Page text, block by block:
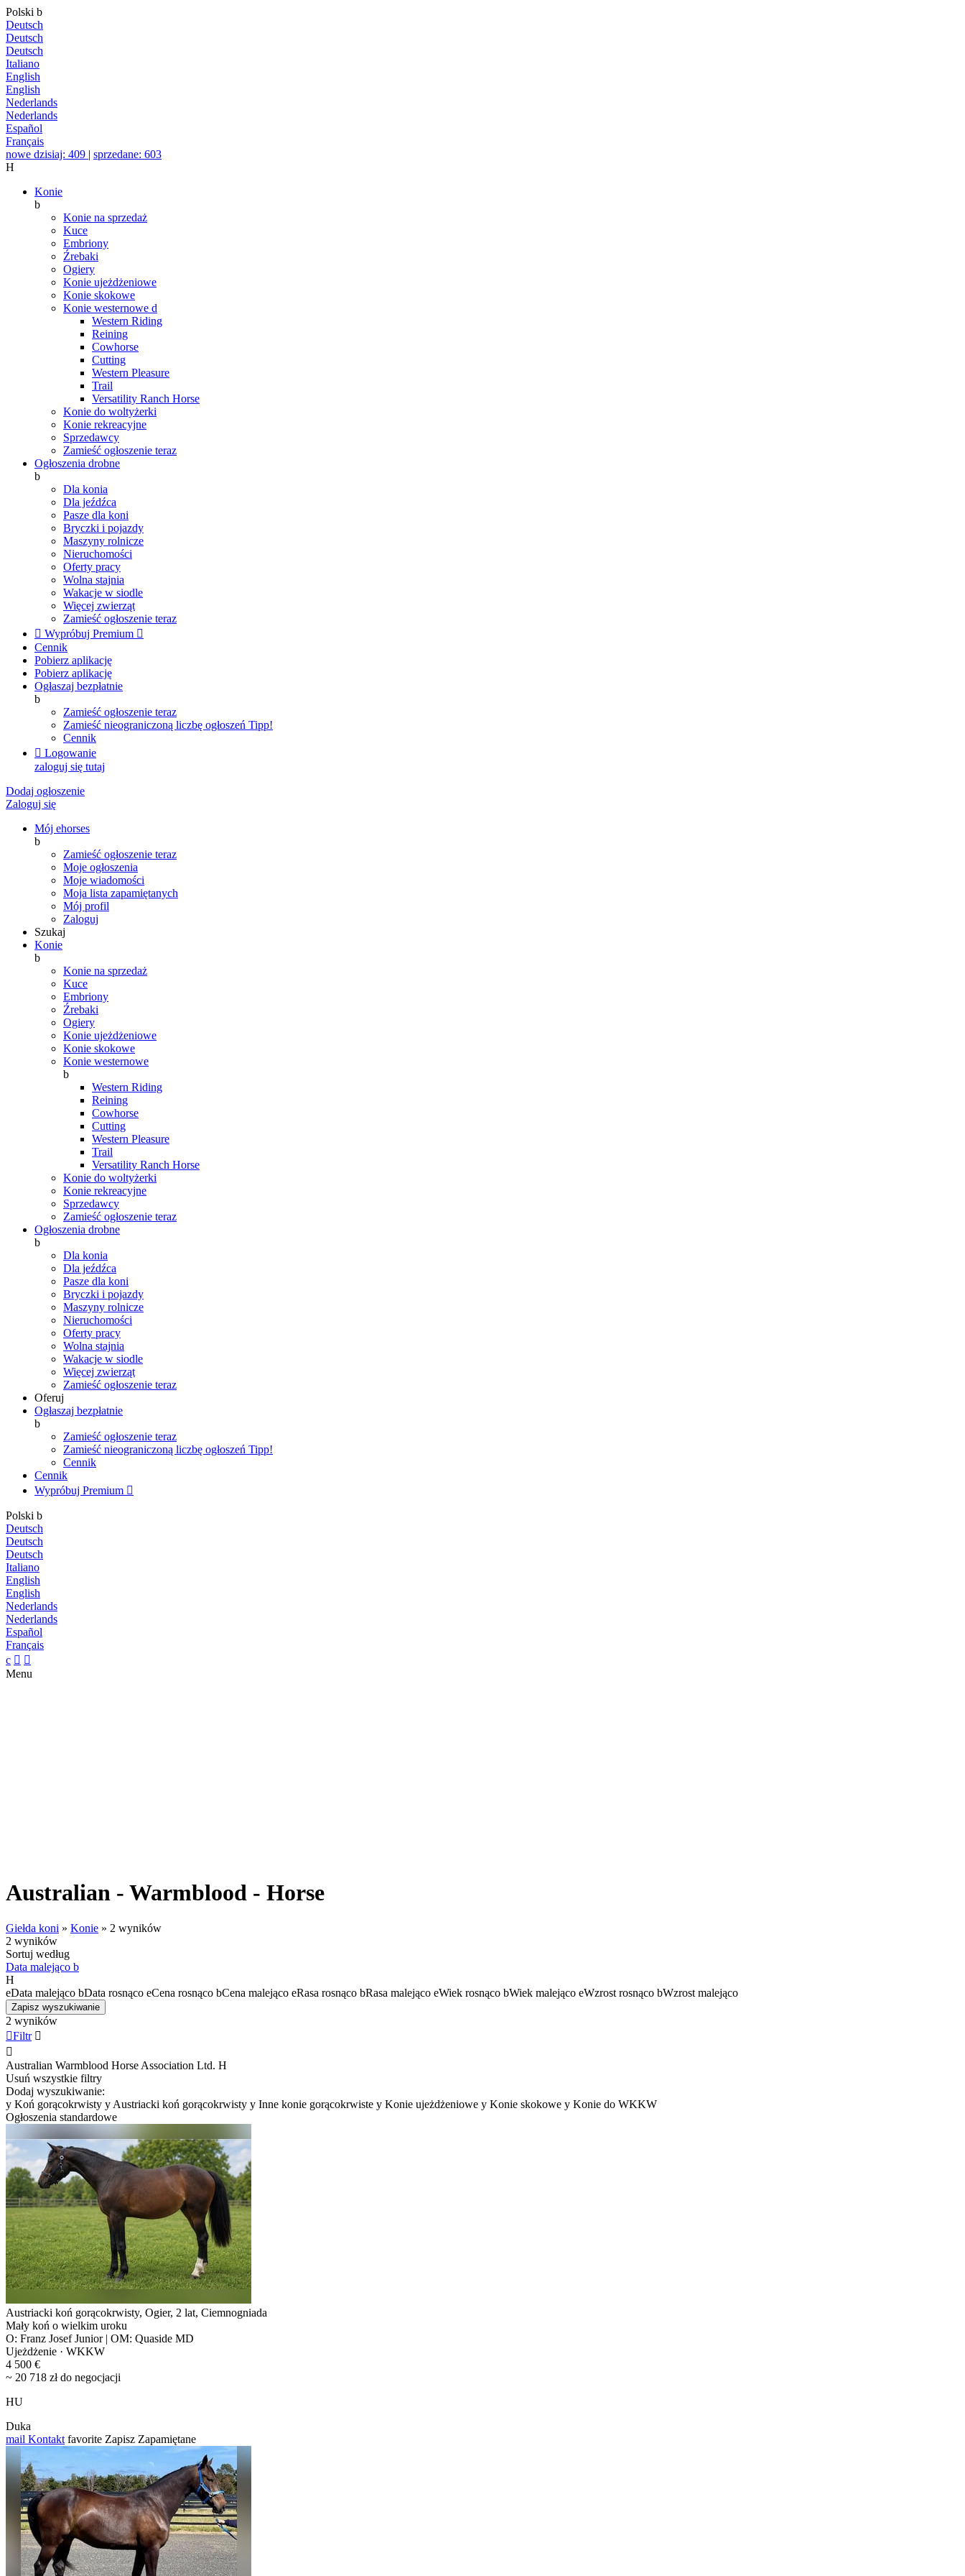
Polski b
Deutsch
Deutsch
Deutsch
Italiano
English
English
Nederlands
Nederlands
Español
Français
nowe dzisiaj: 409 | sprzedane: 603
H
Konie
b
Konie na sprzedaż
Kuce
Embriony
Źrebaki
Ogiery
Konie ujeżdżeniowe
Konie skokowe
Konie westernowe d
Western Riding
Reining
Cowhorse
Cutting
Western Pleasure
Trail
Versatility Ranch Horse
Konie do woltyżerki
Konie rekreacyjne
Sprzedawcy
Zamieść ogłoszenie teraz
Ogłoszenia drobne
b
Dla konia
Dla jeźdźca
Pasze dla koni
Bryczki i pojazdy
Maszyny rolnicze
Nieruchomości
Oferty pracy
Wolna stajnia
Wakacje w siodle
Więcej zwierząt
Zamieść ogłoszenie teraz
 Wypróbuj Premium 
Cennik
Pobierz aplikację
Pobierz aplikację
Ogłaszaj bezpłatnie
b
Zamieść ogłoszenie teraz
Zamieść nieograniczoną liczbę ogłoszeń Tipp!
Cennik
 Logowanie
zaloguj się tutaj
Dodaj ogłoszenie
Zaloguj się
Mój ehorses
b
Zamieść ogłoszenie teraz
Moje ogłoszenia
Moje wiadomości
Moja lista zapamiętanych
Mój profil
Zaloguj
Szukaj
Konie
b
Konie na sprzedaż
Kuce
Embriony
Źrebaki
Ogiery
Konie ujeżdżeniowe
Konie skokowe
Konie westernowe
b
Western Riding
Reining
Cowhorse
Cutting
Western Pleasure
Trail
Versatility Ranch Horse
Konie do woltyżerki
Konie rekreacyjne
Sprzedawcy
Zamieść ogłoszenie teraz
Ogłoszenia drobne
b
Dla konia
Dla jeźdźca
Pasze dla koni
Bryczki i pojazdy
Maszyny rolnicze
Nieruchomości
Oferty pracy
Wolna stajnia
Wakacje w siodle
Więcej zwierząt
Zamieść ogłoszenie teraz
Oferuj
Ogłaszaj bezpłatnie
b
Zamieść ogłoszenie teraz
Zamieść nieograniczoną liczbę ogłoszeń Tipp!
Cennik
Cennik
Wypróbuj Premium 
Polski b
Deutsch
Deutsch
Deutsch
Italiano
English
English
Nederlands
Nederlands
Español
Français
c  
Menu
Australian - Warmblood - Horse
Giełda koni » Konie » 2 wyników
2 wyników
Sortuj według
Data malejąco b
H
eData malejąco bData rosnąco eCena rosnąco bCena malejąco eRasa rosnąco bRasa malejąco eWiek rosnąco bWiek malejąco eWzrost rosnąco bWzrost malejąco
Zapisz wyszukiwanie
2 wyników
Filtr 

Australian Warmblood Horse Association Ltd. H
Usuń wszystkie filtry
Dodaj wyszukiwanie:
y Koń gorącokrwisty y Austriacki koń gorącokrwisty y Inne konie gorącokrwiste y Konie ujeżdżeniowe y Konie skokowe y Konie do WKKW
Ogłoszenia standardowe
Austriacki koń gorącokrwisty, Ogier, 2 lat, Ciemnogniada
Mały koń o wielkim uroku
O: Franz Josef Junior | OM: Quaside MD
Ujeżdżenie · WKKW
4 500 €
~ 20 718 zł do negocjacji
HU
Duka
mail Kontakt favorite Zapisz Zapamiętane